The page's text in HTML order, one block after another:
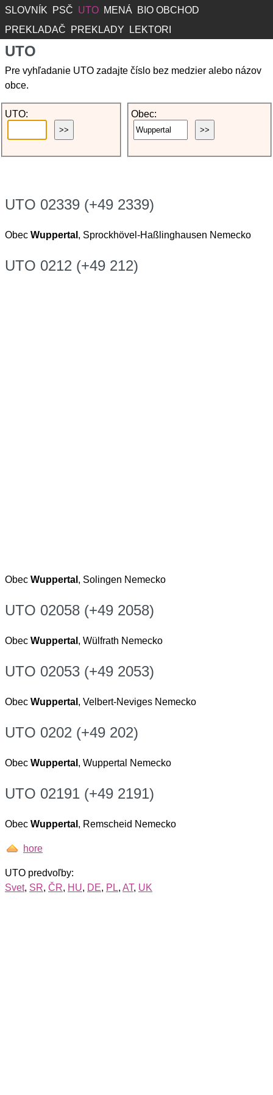
SLOVNÍK PSČ UTO MENÁ
BIO OBCHOD
PREKLADAČ
PREKLADY LEKTORI
UTO
Pre vyhľadanie UTO zadajte číslo bez medzier alebo názov
obce.
UTO: Obec:
UTO 02339 (+49 2339)
Obec Wuppertal , Sprockhövel-Haßlinghausen Nemecko
UTO 0212 (+49 212)
Obec Wuppertal , Solingen Nemecko
UTO 02058 (+49 2058)
Obec Wuppertal , Wülfrath Nemecko
UTO 02053 (+49 2053)
Obec Wuppertal , Velbert-Neviges Nemecko
UTO 0202 (+49 202)
Obec Wuppertal , Wuppertal Nemecko
UTO 02191 (+49 2191)
Obec Wuppertal , Remscheid Nemecko
hore
UTO predvoľby:
Svet, SR, ČR, HU, DE, PL, AT, UK